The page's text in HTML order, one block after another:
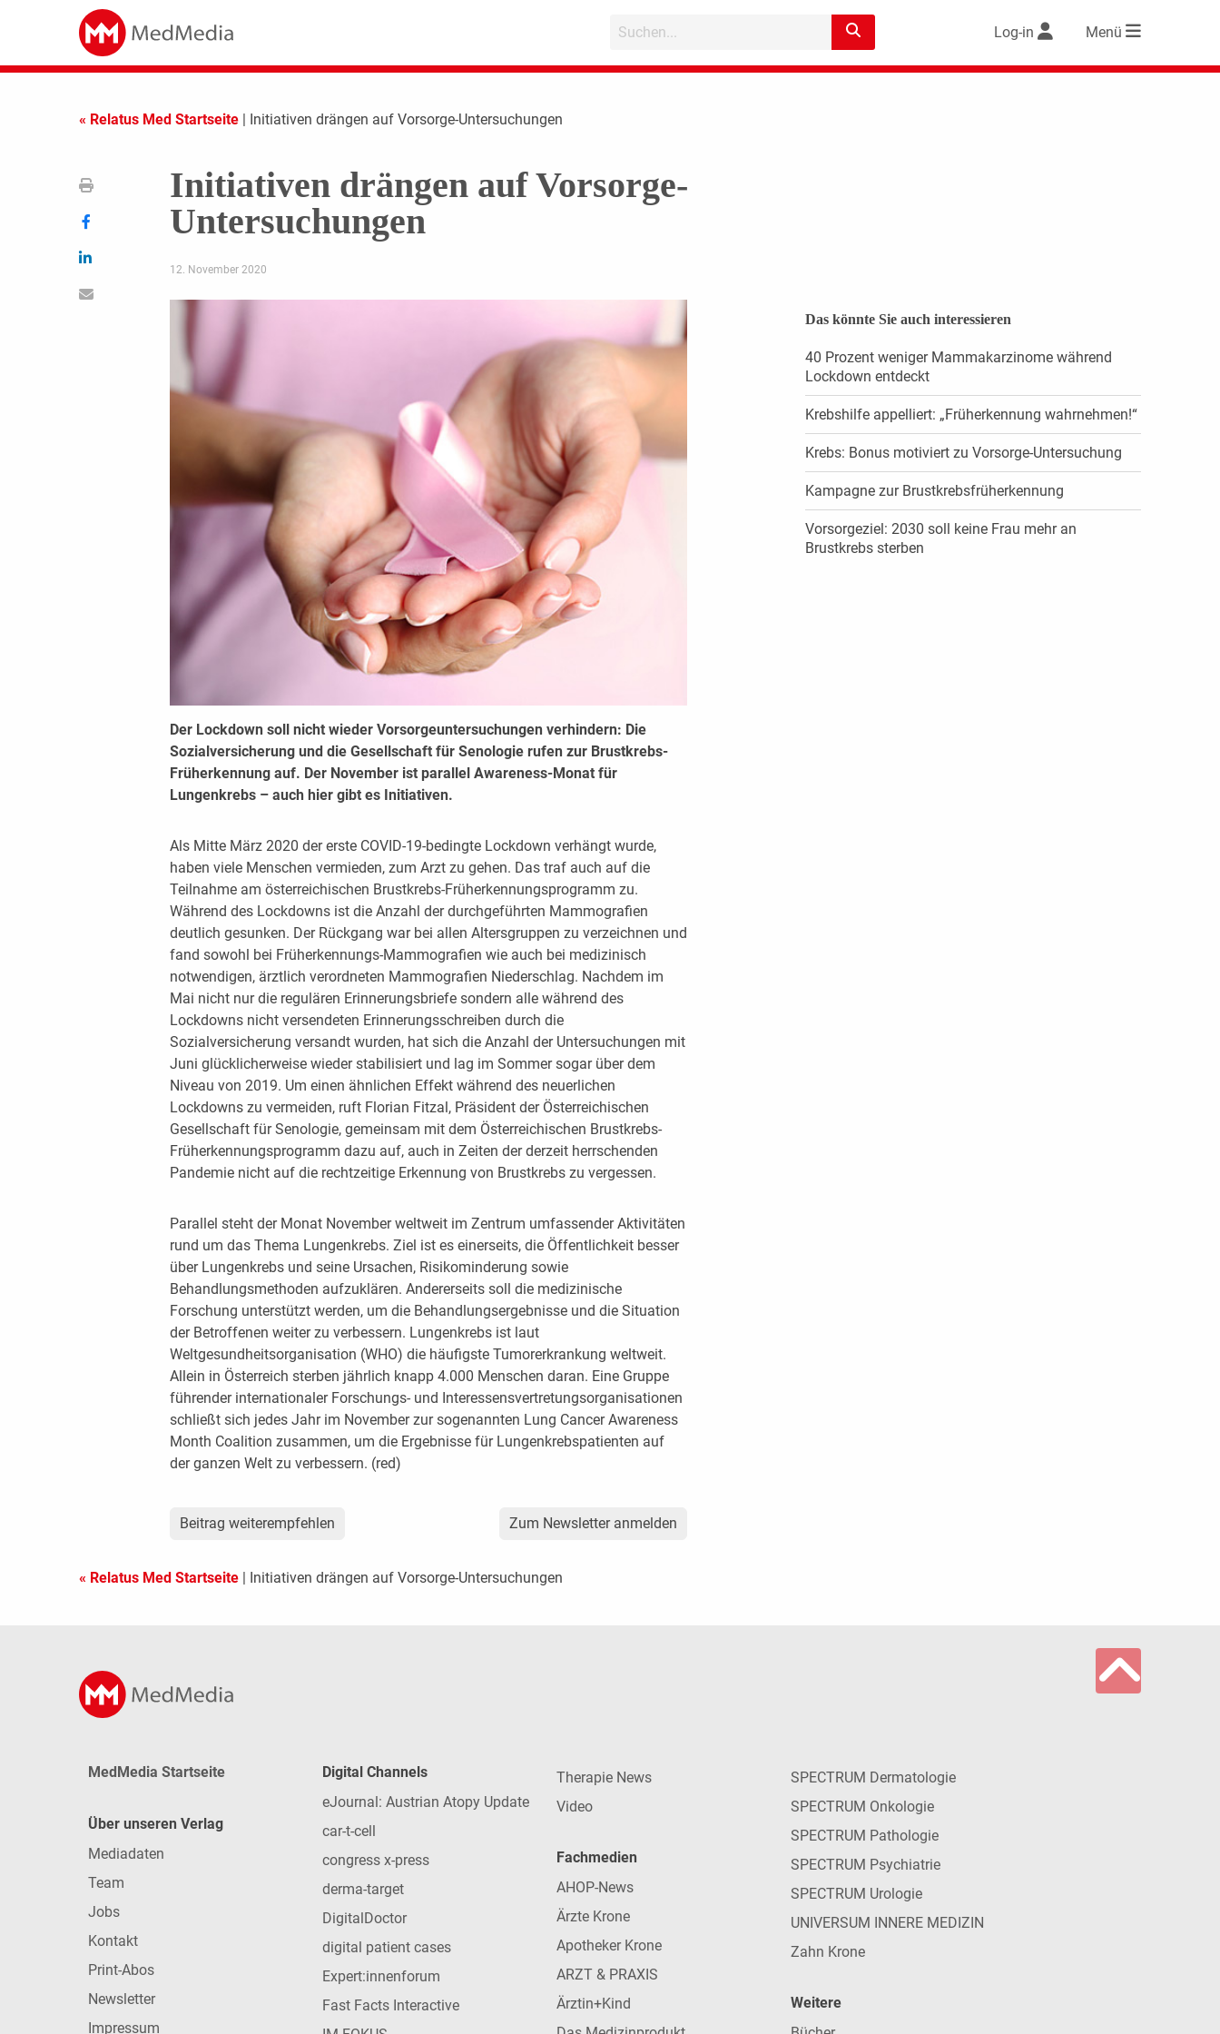
Log-in Menü
« Relatus Med Startseite | Initiativen drängen auf Vorsorge-Untersuchungen
Initiativen drängen auf Vorsorge-
Untersuchungen
12. November 2020
Der Lockdown soll nicht wieder Vorsorgeuntersuchungen verhindern: Die
Sozialversicherung und die Gesellschaft für Senologie rufen zur Brustkrebs-
Früherkennung auf. Der November ist parallel Awareness-Monat für
Lungenkrebs – auch hier gibt es Initiativen.
Als Mitte März 2020 der erste COVID-19-bedingte Lockdown verhängt wurde,
haben viele Menschen vermieden, zum Arzt zu gehen. Das traf auch auf die
Teilnahme am österreichischen Brustkrebs-Früherkennungsprogramm zu.
Während des Lockdowns ist die Anzahl der durchgeführten Mammografien
deutlich gesunken. Der Rückgang war bei allen Altersgruppen zu verzeichnen und
fand sowohl bei Früherkennungs-Mammografien wie auch bei medizinisch
notwendigen, ärztlich verordneten Mammografien Niederschlag. Nachdem im
Mai nicht nur die regulären Erinnerungsbriefe sondern alle während des
Lockdowns nicht versendeten Erinnerungsschreiben durch die
Sozialversicherung versandt wurden, hat sich die Anzahl der Untersuchungen mit
Juni glücklicherweise wieder stabilisiert und lag im Sommer sogar über dem
Niveau von 2019. Um einen ähnlichen Effekt während des neuerlichen
Lockdowns zu vermeiden, ruft Florian Fitzal, Präsident der Österreichischen
Gesellschaft für Senologie, gemeinsam mit dem Österreichischen Brustkrebs-
Früherkennungsprogramm dazu auf, auch in Zeiten der derzeit herrschenden
Pandemie nicht auf die rechtzeitige Erkennung von Brustkrebs zu vergessen.
Parallel steht der Monat November weltweit im Zentrum umfassender Aktivitäten
rund um das Thema Lungenkrebs. Ziel ist es einerseits, die Öffentlichkeit besser
über Lungenkrebs und seine Ursachen, Risikominderung sowie
Behandlungsmethoden aufzuklären. Andererseits soll die medizinische
Forschung unterstützt werden, um die Behandlungsergebnisse und die Situation
der Betroffenen weiter zu verbessern. Lungenkrebs ist laut
Weltgesundheitsorganisation (WHO) die häufigste Tumorerkrankung weltweit.
Allein in Österreich sterben jährlich knapp 4.000 Menschen daran. Eine Gruppe
führender internationaler Forschungs- und Interessensvertretungsorganisationen
schließt sich jedes Jahr im November zur sogenannten Lung Cancer Awareness
Month Coalition zusammen, um die Ergebnisse für Lungenkrebspatienten auf
der ganzen Welt zu verbessern. (red)
Beitrag weiterempfehlen Zum Newsletter anmelden
Das könnte Sie auch interessieren
40 Prozent weniger Mammakarzinome während
Lockdown entdeckt
Krebshilfe appelliert: „Früherkennung wahrnehmen!“
Krebs: Bonus motiviert zu Vorsorge-Untersuchung
Kampagne zur Brustkrebsfrüherkennung
Vorsorgeziel: 2030 soll keine Frau mehr an
Brustkrebs sterben
« Relatus Med Startseite | Initiativen drängen auf Vorsorge-Untersuchungen
MedMedia Startseite
Über unseren Verlag
Mediadaten
Team
Jobs
Kontakt
Print-Abos
Newsletter
Impressum
Digital Channels
eJournal: Austrian Atopy Update
car-t-cell
congress x-press
derma-target
DigitalDoctor
digital patient cases
Expert:innenforum
Fast Facts Interactive
Therapie News
Video
Fachmedien
AHOP-News
Ärzte Krone
Apotheker Krone
ARZT & PRAXIS
Ärztin+Kind
SPECTRUM Dermatologie
SPECTRUM Onkologie
SPECTRUM Pathologie
SPECTRUM Psychiatrie
SPECTRUM Urologie
UNIVERSUM INNERE MEDIZIN
Zahn Krone
Weitere